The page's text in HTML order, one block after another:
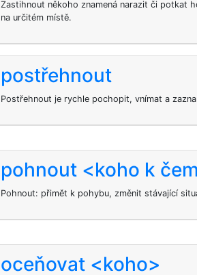
Zastihnout někoho znamená narazit či potkat
na určitém místě.
postřehnout
Postřehnout je rychle pochopit, vnímat a
pohnout <koho k
Pohnout: přimět k pohybu, změnit stávající
oceňovat <koho>